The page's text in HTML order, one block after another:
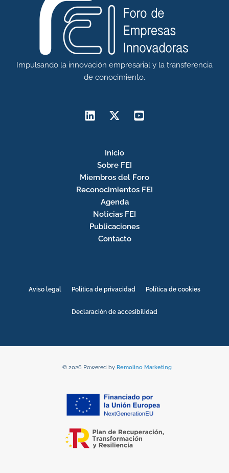
Impulsando la innovación empresarial y la transferencia
de conocimiento.
Inicio
Sobre FEI
Miembros del Foro
Reconocimientos FEI
Agenda
Noticias FEI
Publicaciones
Contacto
Aviso legal Política de privacidad Política de cookies
Declaración de accesibilidad
© 2026 Powered by Remolino Marketing